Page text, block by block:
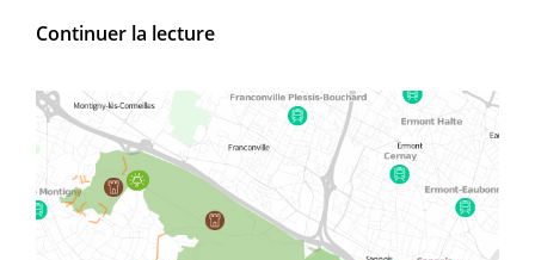
Continuer la lectureChasse
sur
Butte
d’Orgemont